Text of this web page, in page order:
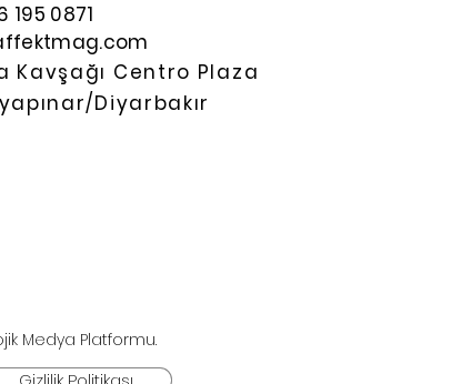
195 0871
Kavşağı Centro Plaza
Diyarbakır
Medya Platformu.